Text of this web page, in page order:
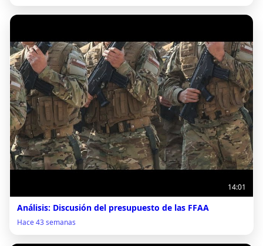
14:01
Análisis: Discusión del presupuesto de las FFAA
Hace 43 semanas